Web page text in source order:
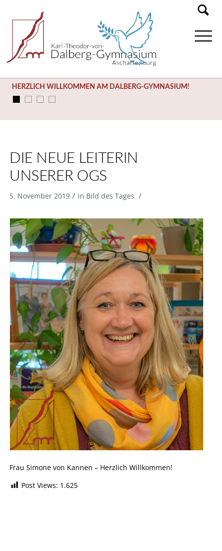
HERZLICH WILLKOMMEN AM DALBERG-GYMNASIUM!
DIE NEUE LEITERIN
UNSERER OGS
5. November 2019 / in Bild des Tages /
Frau Simone von Kannen – Herzlich Willkommen!
Post Views: 1.625